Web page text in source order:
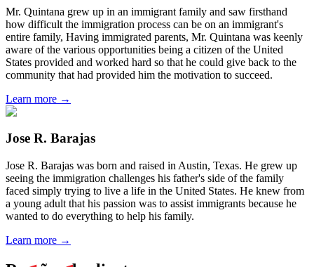
Mr. Quintana grew up in an immigrant family and saw firsthand
how difficult the immigration process can be on an immigrant's
entire family, Having immigrated parents, Mr. Quintana was keenly
aware of the various opportunities being a citizen of the United
States provided and worked hard so that he could give back to the
community that had provided him the motivation to succeed.
Learn more →
Jose R. Barajas
Jose R. Barajas was born and raised in Austin, Texas. He grew up
seeing the immigration challenges his father's side of the family
faced simply trying to live a life in the United States. He knew from
a young adult that his passion was to assist immigrants because he
wanted to do everything to help his family.
Learn more →